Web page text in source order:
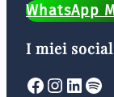
WhatsApp
I miei social
Facebook Instagram LinkedIn Spotify